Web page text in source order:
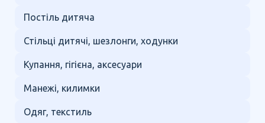
Постіль дитяча
Стільці дитячі, шезлонги, ходунки
Купання, гігієна, аксесуари
Манежі, килимки
Одяг, текстиль